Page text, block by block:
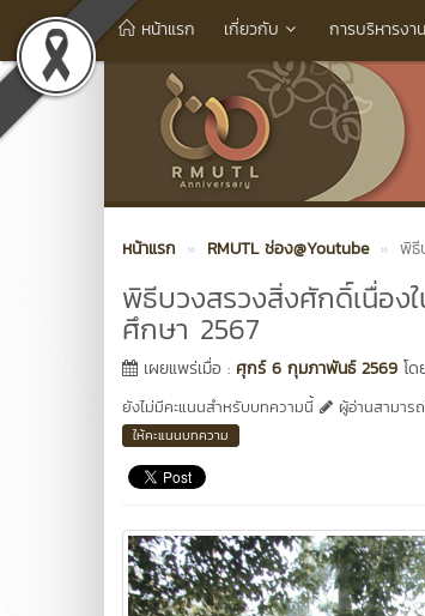
หน้าแรก เกี่ยวกับ การบริหารงาน
หน้าแรก RMUTL ช่อง@Youtube พิธี
พิธีบวงสรวงสิ่งศักดิ์เนื่อ
ศึกษา 2567
เผยแพร่เมื่อ : ศุกร์ 6 กุมภาพันธ์ 2569 โด
ยังไม่มีคะแนนสำหรับบทความนี้
ผู้อ่านสามาร
ให้คะแนนบทความ